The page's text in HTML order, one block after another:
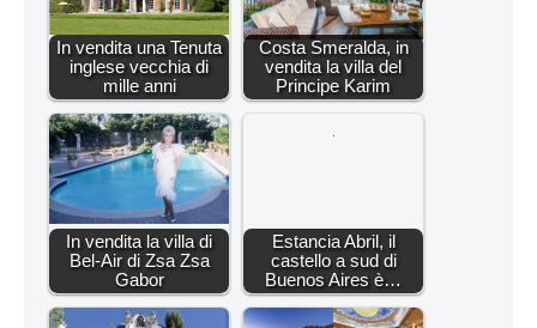
In vendita una Tenuta
inglese vecchia di
mille anni
Costa Smeralda, in
vendita la villa del
Principe Karim
In vendita la villa di
Bel-Air di Zsa Zsa
Gabor
Estancia Abril, il
castello a sud di
Buenos Aires è…